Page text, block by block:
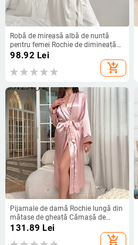
Robă de mireasă albă de nuntă
pentru femei Rochie de dimineață
cu mâneci 3/4 Lenjerie de noapte
Cămașă de noapte lejeră Kimono
din satin de mătase Halat de baie
98.92 Lei
add_shopping_cart
Pijamale de damă Rochie lungă din
mătase de gheață Cămașă de
noapte subțire de vară
Îmbrăcăminte de relaxare simplă la
131.89 Lei
add_shopping_cart